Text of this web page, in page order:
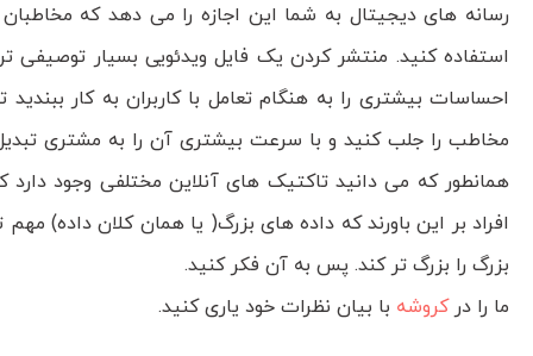
رسانه های دیجیتال به شما این اجازه را می دهد که
استفاده کنید. منتشر کردن یک فایل ویدئویی بسیار توصیفی
احساسات بیشتری را به هنگام تعامل با کاربران به کار
مخاطب را جلب کنید و با سرعت بیشتری آن را به مشتری
همانطور که می دانید تاکتیک های آنلاین مختلفی وجود
افراد بر این باورند که داده های بزرگ( یا همان کلان داده)
بزرگ را بزرگ تر کند. پس به آن فکر کنید.
ما را درکروشه با بیان نظرات خود یاری کنید.